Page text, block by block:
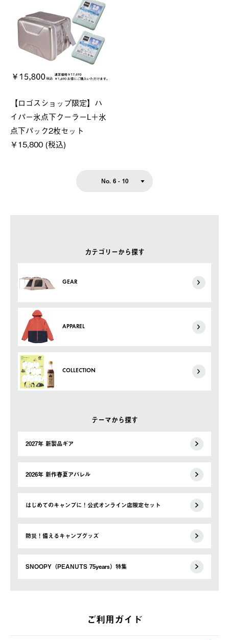
カテゴリーから探す
GEAR
APPAREL
COLLECTION
テーマから探す
2027年 新製品ギア
2026年 新作春夏アパレル
はじめてのキャンプに！公式オンライン店限定セット
防災！備えるキャンプグッズ
SNOOPY（PEANUTS 75years）特集
【ロゴスショップ限定】ハ
イパー氷点下クーラーL＋氷
点下パック2枚セット
￥15,800 (税込)
No. 6 - 10
ご利用ガイド